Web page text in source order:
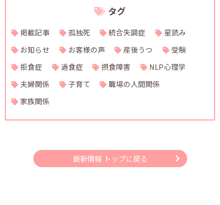
タグ
掲載記事 孤独死 統合失調症
星読み
お知らせ
お客様の声 産後うつ
受験
拒食症
過食症 摂食障害
NLP心理学
夫婦関係
子育て
職場の人間関係
家族関係
最新情報 トップに戻る